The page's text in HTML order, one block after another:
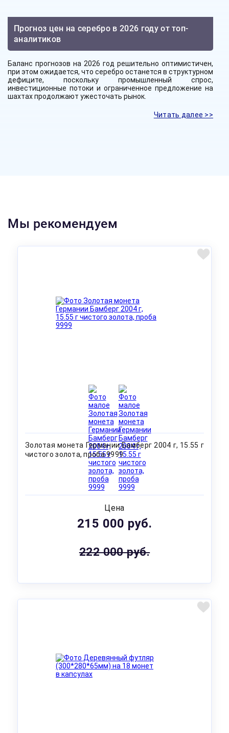
Прогноз цен на серебро в 2026 году от топ-
аналитиков
Баланс прогнозов на 2026 год решительно оптимистичен,
при этом ожидается, что серебро останется в структурном
дефиците, поскольку промышленный спрос,
инвестиционные потоки и ограниченное предложение на
шахтах продолжают ужесточать рынок.
Читать далее >>
Мы рекомендуем
Золотая монета Германии Бамберг 2004 г, 15.55 г
чистого золота, проба 9999
Цена
215 000 руб.
222 000 руб.